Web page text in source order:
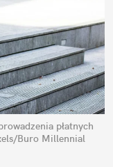
płatnych
Buro Millennial